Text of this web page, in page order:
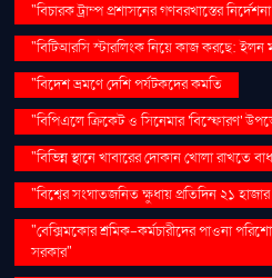
"বিচারক ট্রাম্প প্রশাসনের গণবরখাস্তের
"বিটিআরসি স্টারলিংক নিয়ে কাজ করছে: ইলন
"বিদেশ ভ্রমণে দেশি পর্যটকদের কমতি
"বিপিএলে ক্রিকেট ও সিনেমার 'বিস্ফোরণ'
"বিভিন্ন স্থানে খাবারের দোকান খোলা রাখতে
"বিশ্বের সংঘাতজনিত ক্ষুধায় প্রতিদিন ২১
"বেক্সিমকোর শ্রমিক-কর্মচারীদের পাওনা
সরকার"